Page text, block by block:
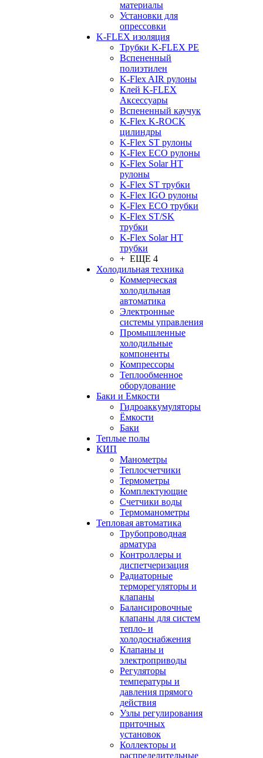
материалы
Установки для
опрессовки
K-FLEX изоляция
Трубки K-FLEX PE
Вспененный
полиэтилен
K-Flex AIR рулоны
Клей K-FLEX
Аксессуары
Вспененный каучук
K-Flex K-ROCK
цилиндры
K-Flex ST рулоны
K-Flex ECO рулоны
K-Flex Solar HT
рулоны
K-Flex ST трубки
K-Flex IGO рулоны
K-Flex ECO трубки
K-Flex ST/SK
трубки
K-Flex Solar HT
трубки
+ ЕЩЕ 4
Холодильная техника
Коммерческая
холодильная
автоматика
Электронные
системы управления
Промышленные
холодильные
компоненты
Компрессоры
Теплообменное
оборудование
Баки и Емкости
Гидроаккумуляторы
Ёмкости
Баки
Теплые полы
КИП
Манометры
Теплосчетчики
Термометры
Комплектующие
Счетчики воды
Термоманометры
Тепловая автоматика
Трубопроводная
арматура
Контроллеры и
диспетчеризация
Радиаторные
терморегуляторы и
клапаны
Балансировочные
клапаны для систем
тепло- и
холодоснабжения
Клапаны и
электроприводы
Регуляторы
температуры и
давления прямого
действия
Узлы регулирования
приточных
установок
Коллекторы и
распределительные